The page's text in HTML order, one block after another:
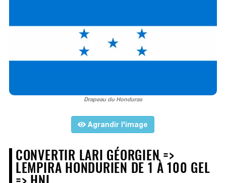
Drapeau du Honduras
Agrandir l'image
CONVERTIR LARI GÉORGIEN =>
LEMPIRA HONDURIEN DE 1 À 100 GEL